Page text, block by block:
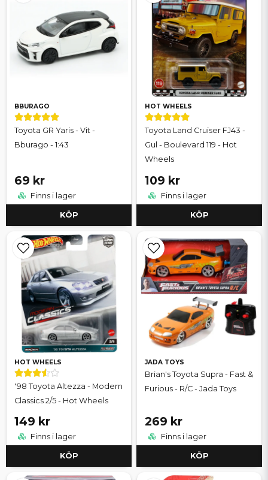
BBURAGO
Toyota GR Yaris - Vit -
Bburago - 1:43
69 kr
Finns i lager
KÖP
HOT WHEELS
Toyota Land Cruiser FJ43 -
Gul - Boulevard 119 - Hot
Wheels
109 kr
Finns i lager
KÖP
HOT WHEELS
'98 Toyota Altezza - Modern
Classics 2/5 - Hot Wheels
149 kr
Finns i lager
KÖP
JADA TOYS
Brian's Toyota Supra - Fast &
Furious - R/C - Jada Toys
269 kr
Finns i lager
KÖP